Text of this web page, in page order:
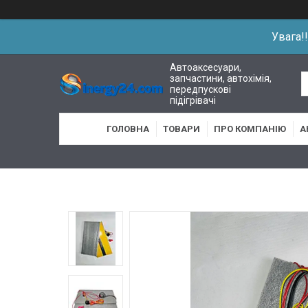
Автоаксесуари,
запчастини, автохімія,
передпускові
підігрівачі
ГОЛОВНА ТОВАРИ ПРО КОМПАНІЮ